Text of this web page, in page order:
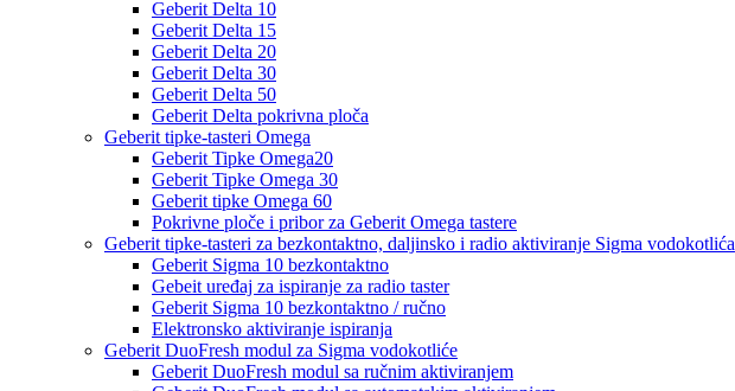
Geberit Delta 10
Geberit Delta 15
Geberit Delta 20
Geberit Delta 30
Geberit Delta 50
Geberit Delta pokrivna ploča
Geberit tipke-tasteri Omega
Geberit Tipke Omega20
Geberit Tipke Omega 30
Geberit tipke Omega 60
Pokrivne ploče i pribor za Geberit Omega tastere
Geberit tipke-tasteri za bezkontaktno, daljinsko i radio aktiviranje Sigma vodokotlića
Geberit Sigma 10 bezkontaktno
Gebeit uređaj za ispiranje za radio taster
Geberit Sigma 10 bezkontaktno / ručno
Elektronsko aktiviranje ispiranja
Geberit DuoFresh modul za Sigma vodokotliće
Geberit DuoFresh modul sa ručnim aktiviranjem